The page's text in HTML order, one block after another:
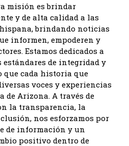
misión es brindar
y de alta calidad a las
brindando noticias
informen, empoderen y
Estamos dedicados a
de integridad y
que cada historia que
voces y experiencias
de Arizona. A través de
la transparencia, la
nos esforzamos por
de información y un
positivo dentro de